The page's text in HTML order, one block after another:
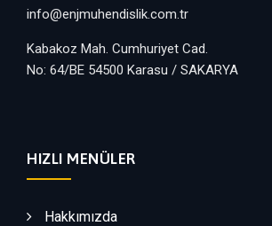
info@enjmuhendislik.com.tr
Kabakoz Mah. Cumhuriyet Cad.
No: 64/BE 54500 Karasu / SAKARYA
HIZLI MENÜLER
Hakkımızda